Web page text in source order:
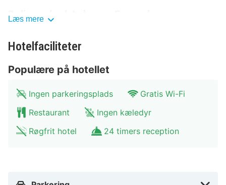
Beliggenhed Auberge Ferayola
byens centrum, hvilket gør det nemt at udforske de
kulturelle oplevelser, herunder museer og historiske
monumenter. Offentlig transport som busser er let
tilgængelige, og der er gode parkeringsmuligheder ved
hotellet. Her er nogle af de mest populære attraktioner
i nærheden:
Kunstgalleri: 1,5 kilometer
Læs mere
Hotelfaciliteter
Populære på hotellet
Ingen parkeringsplads
Gratis Wi-Fi
Restaurant
Ingen kæledyr
Røgfrit hotel
24 timers reception